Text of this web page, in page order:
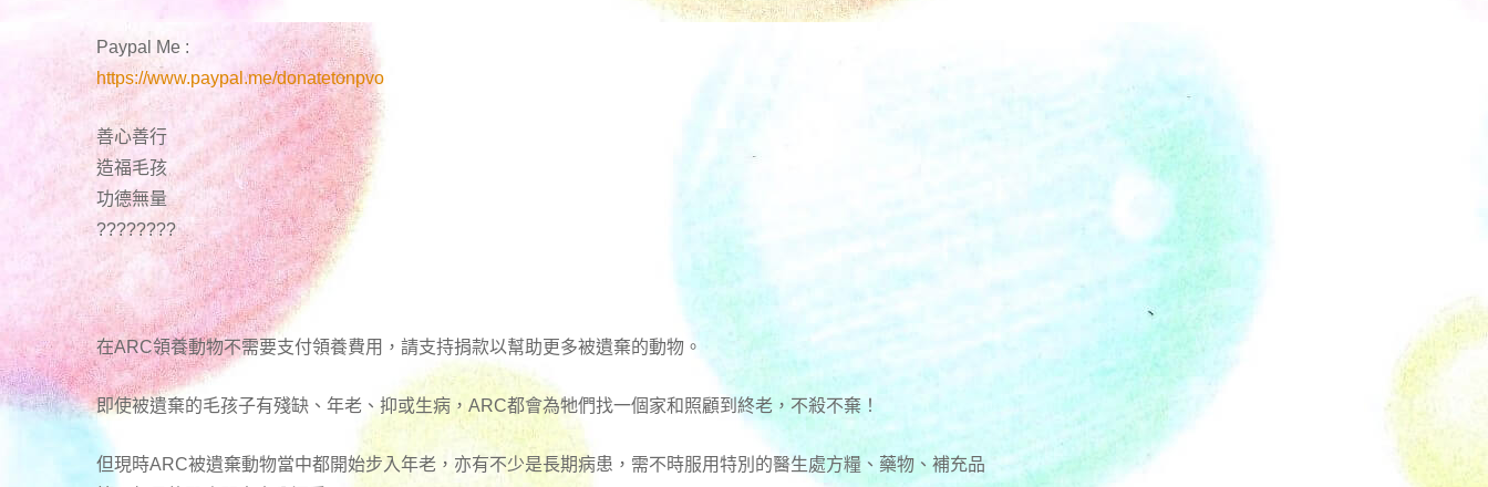
Paypal Me :
https://www.paypal.me/donatetonpvo
善心善行
造福毛孩
功德無量
????????
在ARC領養動物不需要支付領養費用，請支持捐款以幫助更多被遺棄的動物。
即使被遺棄的毛孩子有殘缺、年老、抑或生病，ARC都會為牠們找一個家和照顧到終老，不殺不棄！
但現時ARC被遺棄動物當中都開始步入年老，亦有不少是長期病患，需不時服用特別的醫生處方糧、藥物、補充品